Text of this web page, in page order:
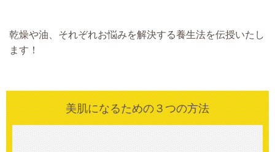
乾燥や油、それぞれお悩みを解決する養生法を伝授いたし
ます！
美肌になるための３つの方法